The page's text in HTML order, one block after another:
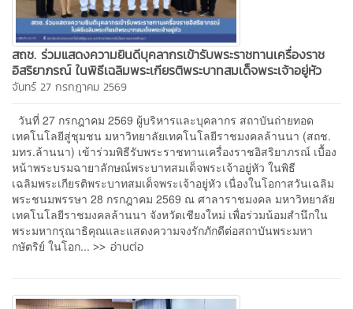
สถช. ร่วมแสดงความยินดีบุคลากรเข้ารับพระราชทานเครื่องราช
อิสริยาภรณ์ ในพิธีเฉลิมพระเกียรติพระบาทสมเด็จพระเจ้าอยู่หัว
จันทร์ 27 กรกฎาคม 2569
วันที่ 27 กรกฎาคม 2569 ผู้บริหารและบุคลากร สถาบันถ่ายทอด
เทคโนโลยีสู่ชุมชน มหาวิทยาลัยเทคโนโลยีราชมงคลล้านนา (สถช.
มทร.ล้านนา) เข้าร่วมพิธีรับพระราชทานเครื่องราชอิสริยาภรณ์ เบื้อง
หน้าพระบรมฉายาลักษณ์พระบาทสมเด็จพระเจ้าอยู่หัว ในพิธี
เฉลิมพระเกียรติพระบาทสมเด็จพระเจ้าอยู่หัว เนื่องในโอกาสวันเฉลิม
พระชนมพรรษา 28 กรกฎาคม 2569 ณ ศาลาราชมงคล มหาวิทยาลัย
เทคโนโลยีราชมงคลล้านนา จังหวัดเชียงใหม่ เพื่อร่วมน้อมสำนึกใน
พระมหากรุณาธิคุณและแสดงความจงรักภักดีต่อสถาบันพระมหา
กษัตริย์ ในโอก... >> อ่านต่อ